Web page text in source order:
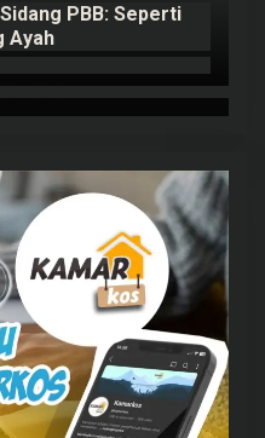
PBB: Seperti
Ayah